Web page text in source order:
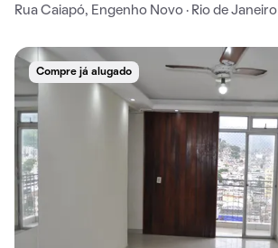
Rua Caiapó, Engenho Novo · Rio de Janeiro
Compre já alugado